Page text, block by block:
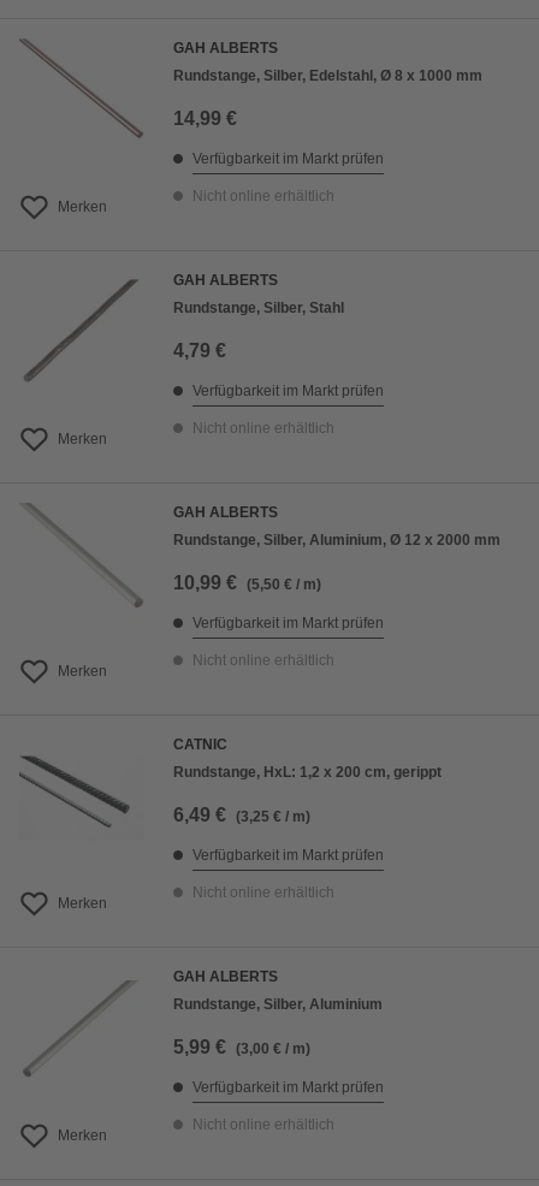
Merken
GAH ALBERTS
Rundstange, Silber, Edelstahl, Ø 8 x 1000 mm
14,99 €
Verfügbarkeit im Markt prüfen
Nicht online erhältlich
Merken
GAH ALBERTS
Rundstange, Silber, Stahl
4,79 €
Verfügbarkeit im Markt prüfen
Nicht online erhältlich
Merken
GAH ALBERTS
Rundstange, Silber, Aluminium, Ø 12 x 2000 mm
10,99 € (5,50 € / m)
Verfügbarkeit im Markt prüfen
Nicht online erhältlich
Merken
CATNIC
Rundstange, HxL: 1,2 x 200 cm, gerippt
6,49 € (3,25 € / m)
Verfügbarkeit im Markt prüfen
Nicht online erhältlich
Merken
GAH ALBERTS
Rundstange, Silber, Aluminium
5,99 € (3,00 € / m)
Verfügbarkeit im Markt prüfen
Nicht online erhältlich